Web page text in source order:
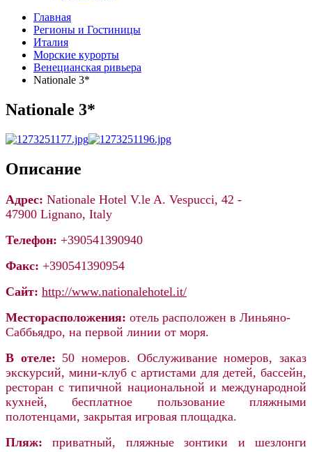
Главная
Регионы и Гостиницы
Италия
Морские курорты
Венецианская ривьера
Nationale 3*
Nationale 3*
Описание
Адрес: Nationale Hotel V.le A. Vespucci, 42 -
47900 Lignano, Italy
Телефон: +390541390940
Факс: +390541390954
Cайт: http://www.nationalehotel.it/
Месторасположения: отель расположен в Линьяно-
Саббьядро, на первой линии от моря.
В отеле: 50 номеров. Обслуживание номеров, заказ
экскурсий, мини-клуб с артистами для детей, бассейн,
ресторан с типичной национальной и международной
кухней, бесплатное пользование пляжными
полотенцами, закрытая игровая площадка.
Пляж: приватный, пляжные зонтики и шезлонги